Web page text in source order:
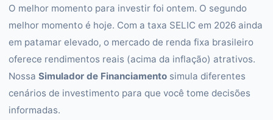
O melhor momento para investir foi ontem. O segundo
melhor momento é hoje. Com a taxa SELIC em 2026 ainda
em patamar elevado, o mercado de renda fixa brasileiro
oferece rendimentos reais (acima da inflação) atrativos.
Nossa Simulador de Financiamento simula diferentes
cenários de investimento para que você tome decisões
informadas.